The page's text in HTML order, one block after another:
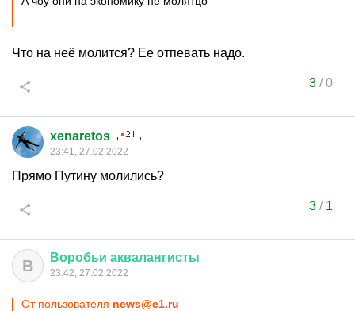
Что на неё молится? Ее отпевать надо.
3/0
xenaretos
23:41, 27.02.2022
Прямо Путину молились?
3/ 1
В Воробьи аквалангисты
23:42, 27.02.2022
От пользователя news@e1.ru